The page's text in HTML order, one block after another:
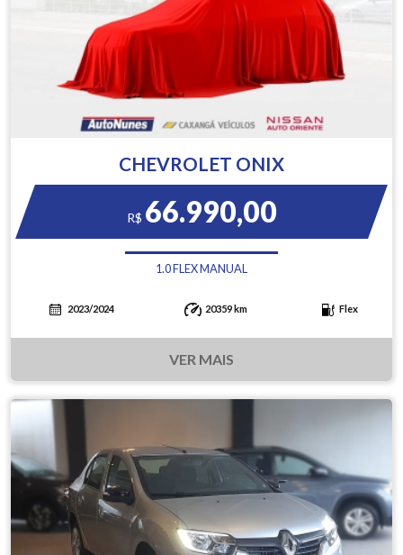
CHEVROLET ONIX
R$ 66.990,00
1.0 FLEX MANUAL
2023/2024 20359 km Flex
VER MAIS